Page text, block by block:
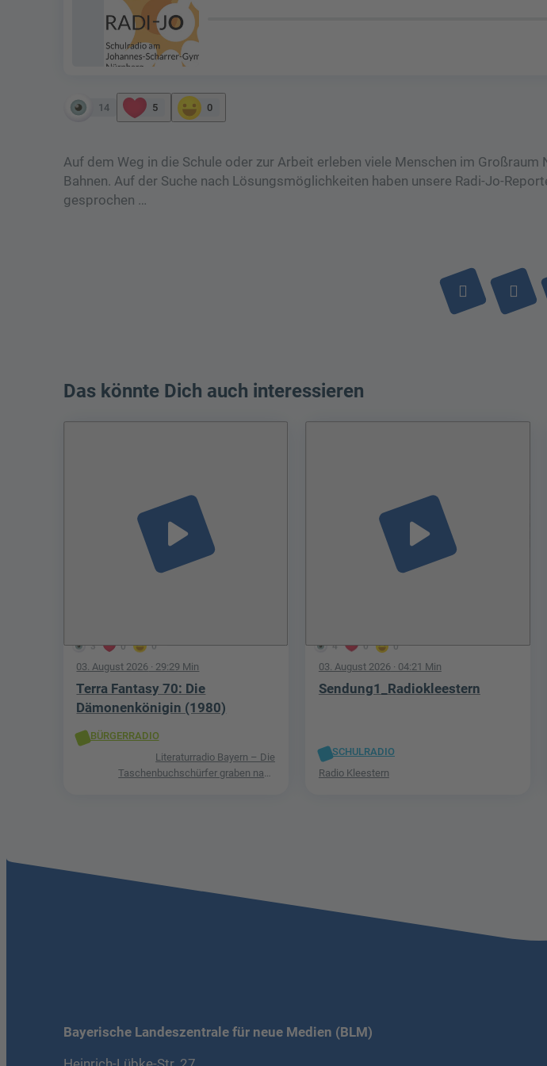
14 5 0
Auf dem Weg in die Schule oder zur Arbeit erleben viele Menschen im Großraum
Bahnen. Auf der Suche nach Lösungsmöglichkeiten haben unsere Radi-Jo-
gesprochen …
Das könnte Dich auch interessieren
3 0 0
play_arrow
03. August 2026 · 29:29 Min
Terra Fantasy 70: Die
Dämonenkönigin (1980)
BÜRGERRADIO
Literaturradio Bayern – Die
Taschenbuchschürfer graben nach
4 0 0
play_arrow
03. August 2026· 04:21 Min
Sendung1_Radiokleestern
SCHULRADIO
Radio Kleestern
Bayerische Landeszentrale für neue Medien (BLM)